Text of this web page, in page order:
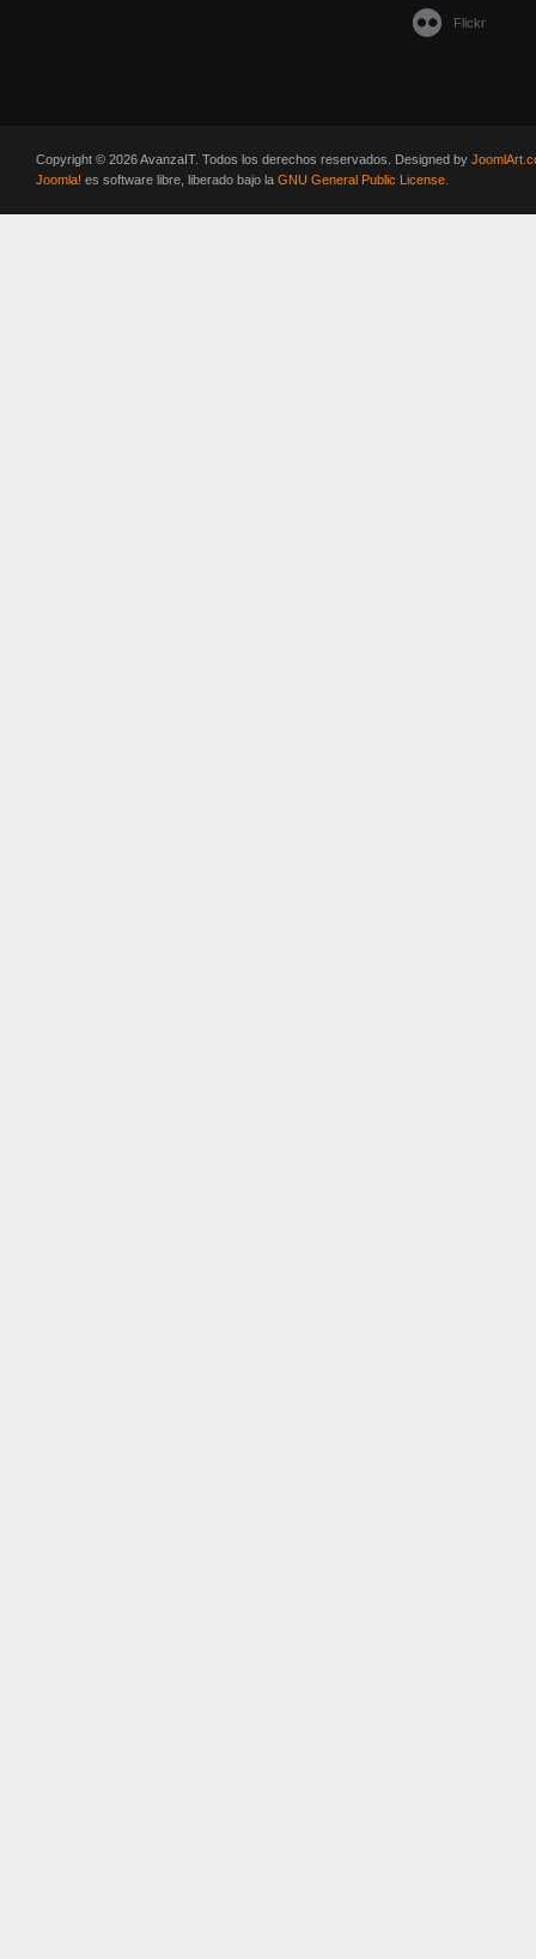
Flickr
Copyright © 2026 AvanzaIT. Todos los derechos reservados. Designed by
Joomla! es software libre, liberado bajo la GNU General Public License.